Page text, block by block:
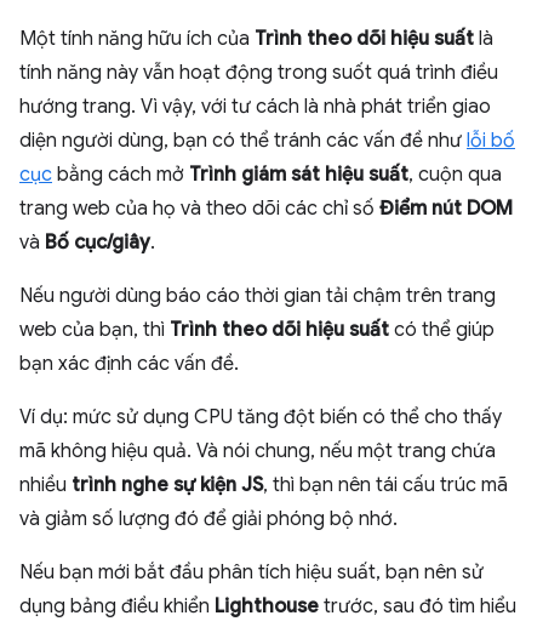
Một tính năng hữu ích của Trình theo dõi hiệu suất là
tính năng này vẫn hoạt động trong suốt quá trình điều
hướng trang. Vì vậy, với tư cách là nhà phát triển giao
diện người dùng, bạn có thể tránh các vấn đề như lỗi bố
cục bằng cách mở Trình giám sát hiệu suất, cuộn qua
trang web của họ và theo dõi các chỉ số Điểm nút DOM
và Bố cục/giây.
Nếu người dùng báo cáo thời gian tải chậm trên trang
web của bạn, thì Trình theo dõi hiệu suất có thể giúp
bạn xác định các vấn đề.
Ví dụ: mức sử dụng CPU tăng đột biến có thể cho thấy
mã không hiệu quả. Và nói chung, nếu một trang chứa
nhiều trình nghe sự kiện JS, thì bạn nên tái cấu trúc mã
và giảm số lượng đó để giải phóng bộ nhớ.
Nếu bạn mới bắt đầu phân tích hiệu suất, bạn nên sử
dụng bảng điều khiển Lighthouse trước, sau đó tìm hiểu